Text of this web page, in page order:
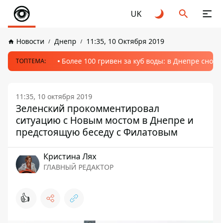
UK
Новости Днепр 11:35, 10 Октября 2019
ТОПТЕМА: Более 100 гривен за куб воды: в Днепре
11:35, 10 октября 2019
Зеленский прокомментировал
ситуацию с Новым мостом в Днепре и
предстоящую беседу с Филатовым
Кристина Лях
ГЛАВНЫЙ РЕДАКТОР
👍